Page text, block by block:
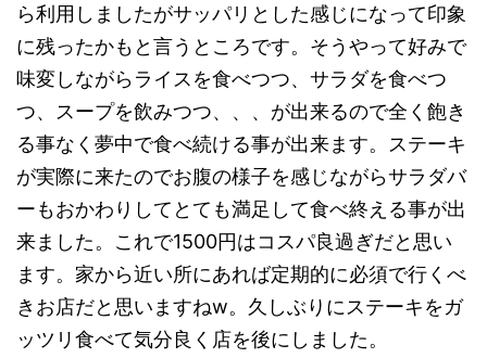
ら利用しましたがサッパリとした感じになって印象
に残ったかもと言うところです。そうやって好みで
味変しながらライスを食べつつ、サラダを食べつ
つ、スープを飲みつつ、、、が出来るので全く飽き
る事なく夢中で食べ続ける事が出来ます。ステーキ
が実際に来たのでお腹の様子を感じながらサラダバ
ーもおかわりしてとても満足して食べ終える事が出
来ました。これで1500円はコスパ良過ぎだと思い
ます。家から近い所にあれば定期的に必須で行くべ
きお店だと思いますねw。久しぶりにステーキをガ
ッツリ食べて気分良く店を後にしました。